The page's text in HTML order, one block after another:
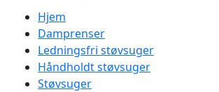
Hjem
Damprenser
Ledningsfri støvsuger
Håndholdt støvsuger
Støvsuger